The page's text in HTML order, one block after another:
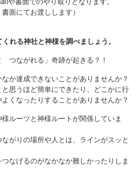
面にてお渡しします）
れる神社と神様を調べましょう。
つながれる」奇跡が起きる？！
か達成できないことがありませんか？
思うほど簡単にできたり、どこかに行
くなったりすることがありませんか？
ルーツと神様ルートが関係していま
がりの場所や人とは、ラインがスッと
なげるのがなかなか難しかったりしま